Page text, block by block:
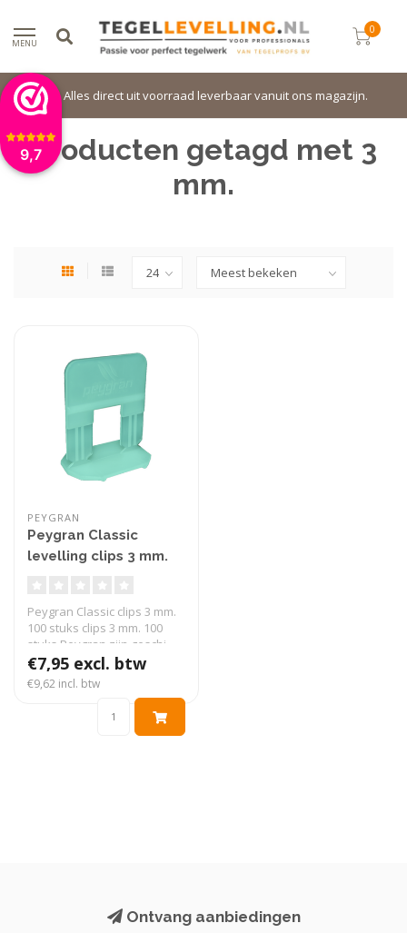
9,7
MENU
0
Alles direct uit voorraad leverbaar vanuit ons magazijn.
Producten getagd met 3
mm.
PEYGRAN
Peygran Classic
levelling clips 3 mm.
Peygran Classic clips 3 mm.
100 stuks clips 3 mm. 100
stuks Peygran zijn geschi..
€7,95 excl. btw
€9,62 incl. btw
Ontvang aanbiedingen